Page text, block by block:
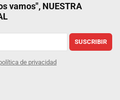
vamos", NUESTRA
SUSCRIBIR
de privacidad